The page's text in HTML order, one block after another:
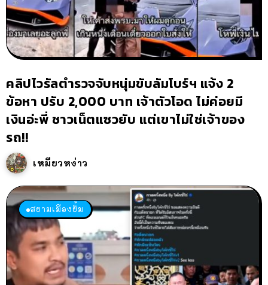
คลิปไวรัลตำรวจจับหนุ่มขับลัมโบร์ฯ แจ้ง 2
ข้อหา ปรับ 2,000 บาท เจ้าตัวโอด ไม่ค่อยมี
เงินอ่ะพี่ ชาวเน็ตแซวยับ แต่เขาไม่ใช่เจ้าของ
รถ!!
เหมียวหง่าว
สยามเมืองยิ้ม